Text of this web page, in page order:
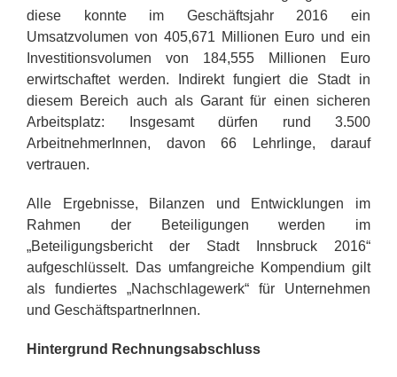
diese konnte im Geschäftsjahr 2016 ein
Umsatzvolumen von 405,671 Millionen Euro und ein
Investitionsvolumen von 184,555 Millionen Euro
erwirtschaftet werden. Indirekt fungiert die Stadt in
diesem Bereich auch als Garant für einen sicheren
Arbeitsplatz: Insgesamt dürfen rund 3.500
ArbeitnehmerInnen, davon 66 Lehrlinge, darauf
vertrauen.
Alle Ergebnisse, Bilanzen und Entwicklungen im
Rahmen der Beteiligungen werden im
„Beteiligungsbericht der Stadt Innsbruck 2016“
aufgeschlüsselt. Das umfangreiche Kompendium gilt
als fundiertes „Nachschlagewerk“ für Unternehmen
und GeschäftspartnerInnen.
Hintergrund Rechnungsabschluss